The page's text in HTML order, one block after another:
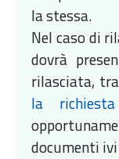
la stessa.
Nel caso di
dovrà
rilasciata,
la
documenti